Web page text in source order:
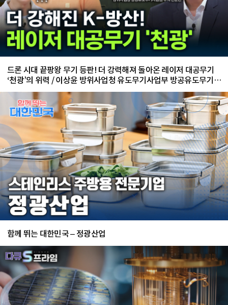
드론 시대 끝팡왕 무기 등판! 더 강력해져 돌아온 레이저 대공무기
‘천광’의 위력 / 이상윤 방위사업청 유도무기사업부 방공유도무기사
업팀 수석 전문관
함께 뛰는 대한민국 – 정광산업